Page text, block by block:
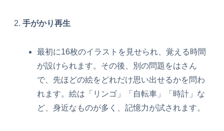
手がかり再生
最初に16枚のイラストを見せられ、覚える時間
が設けられます。その後、別の問題をはさん
で、先ほどの絵をどれだけ思い出せるかを問わ
れます。絵は「リンゴ」「自転車」「時計」な
ど、身近なものが多く、記憶力が試されます。